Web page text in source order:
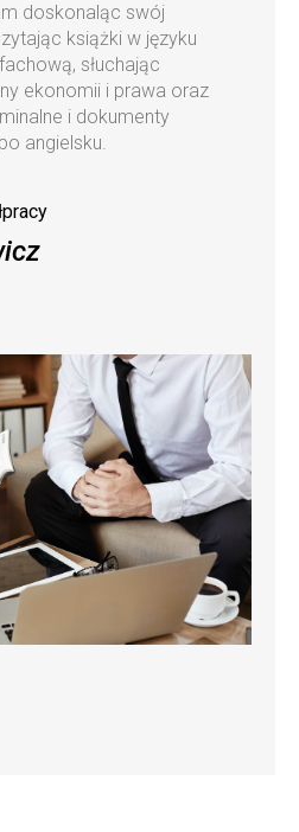
doskonaląc swój
książki w języku
słuchając
ekonomii i prawa oraz
i dokumenty
angielsku.